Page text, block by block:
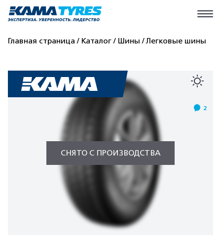
Главная страница Каталог Шины Легковые шины
2
СНЯТО С ПРОИЗВОДСТВА